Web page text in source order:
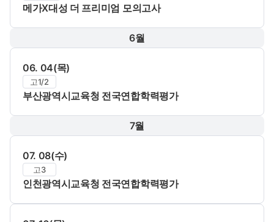
메가X대성 더 프리미엄 모의고사
6월
06. 04(목)
고1/2
부산광역시교육청 전국연합학력평가
7월
07. 08(수)
고3
인천광역시교육청 전국연합학력평가